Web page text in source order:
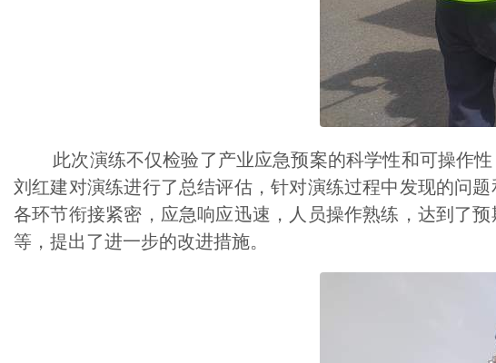
此次演练不仅检验了产业应急预案的科学性和可操作性
刘红建对演练进行了总结评估，针对演练过程中发现的问
各环节衔接紧密，应急响应迅速，人员操作熟练，达到了
等，提出了进一步的改进措施。